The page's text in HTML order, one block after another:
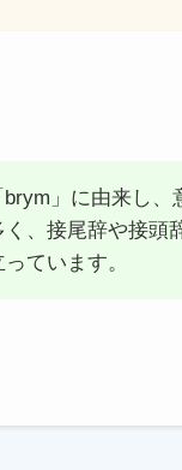
brym」に由来し
、接尾辞や接
ています。